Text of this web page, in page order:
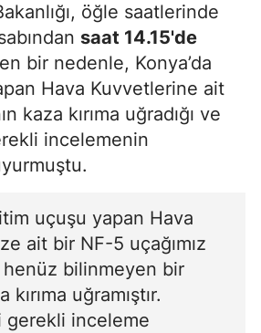
öğle saatlerinde
saat 14.15'de
bir nedenle, Konya’da
Hava Kuvvetlerine ait
kaza kırıma uğradığı ve
incelemenin
uçuşu yapan Hava
ait bir NF-5 uçağımız
henüz bilinmeyen bir
uğramıştır.
gerekli inceleme